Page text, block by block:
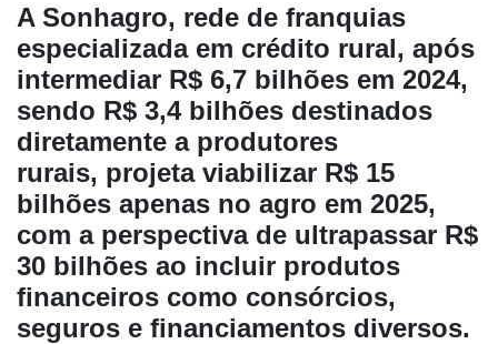
Cadastre-
se
Minha
conta
A Sonhagro, rede de franquias
especializada em crédito rural, após
intermediar R$ 6,7 bilhões em 2024,
sendo R$ 3,4 bilhões destinados
diretamente a produtores
rurais, projeta viabilizar R$ 15
bilhões apenas no agro em 2025,
com a perspectiva de ultrapassar R$
30 bilhões ao incluir produtos
financeiros como consórcios,
seguros e financiamentos diversos.